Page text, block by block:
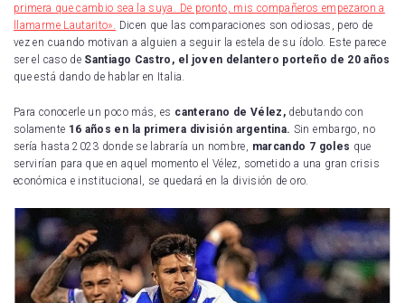
primera que cambio sea la suya. De pronto, mis compañeros empezaron a
llamarme Lautarito». Dicen que las comparaciones son odiosas, pero de
vez en cuando motivan a alguien a seguir la estela de su ídolo. Este parece
ser el caso de Santiago Castro, el joven delantero porteño de 20 años
que está dando de hablar en Italia.
Para conocerle un poco más, es canterano de Vélez, debutando con
solamente 16 años en la primera división argentina. Sin embargo, no
sería hasta 2023 donde se labraría un nombre, marcando 7 goles que
servirían para que en aquel momento el Vélez, sometido a una gran crisis
económica e institucional, se quedará en la división de oro.